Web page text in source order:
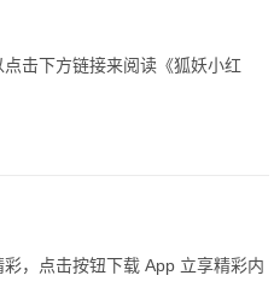
击下方链接来阅读《狐妖小红
，点击按钮下载 App 立享精彩内